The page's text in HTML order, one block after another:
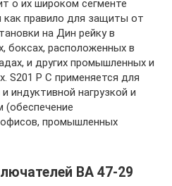
о их широком сегменте
правило для защиты от
на Дин рейку в
боксах, расположенных в
и других промышленных и
S201 P С применяется для
индуктивной нагрузкой и
(обеспечение
промышленных
ВА 47-29